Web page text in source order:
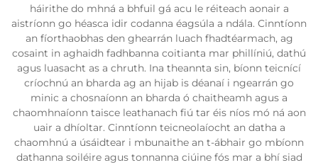
háirithe do mhná a bhfuil gá acu le réiteach aonair a
aistríonn go héasca idir codanna éagsúla a ndála. Cinntíonn
an fíorthaobhas den ghearrán luach fhadtéarmach, ag
cosaint in aghaidh fadhbanna coitianta mar phillíniú, dathú
agus luasacht as a chruth. Ina theannta sin, bíonn teicnící
críochnú an bharda ag an hijab is déanaí i ngearrán go
minic a chosnaíonn an bharda ó chaitheamh agus a
chaomhnaíonn taisce leathanach fiú tar éis níos mó ná aon
uair a dhíoltar. Cinntíonn teicneolaíocht an datha a
chaomhnú a úsáidtear i mbunaithe an t-ábhair go mbíonn
dathanna soiléire agus tonnanna ciúine fós mar a bhí siad